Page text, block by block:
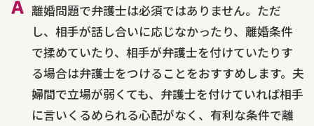
離婚問題で弁護士は必須ではありません。ただ
し、相手が話し合いに応じなかったり、離婚条件
で揉めていたり、相手が弁護士を付けていたりす
る場合は弁護士をつけることをおすすめします。夫
婦間で立場が弱くても、弁護士を付けていれば相手
に言いくるめられる心配がなく、有利な条件で離